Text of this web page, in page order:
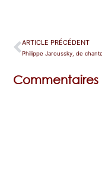
ARTICLE PRÉCÉDENT
Commentaires